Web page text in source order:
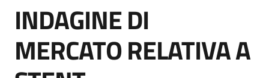
e
strumenti
acquisto
Salta al contenuto
INDAGINE DI
MERCATO RELATIVA A